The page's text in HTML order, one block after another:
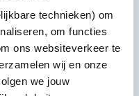
technieken) om
om functies
ons websiteverkeer te
wij en onze
we jouw